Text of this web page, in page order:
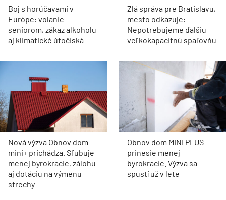
Boj s horúčavami v
Európe: volanie
seniorom, zákaz alkoholu
aj klimatické útočiská
Zlá správa pre Bratislavu,
mesto odkazuje:
Nepotrebujeme ďalšiu
veľkokapacitnú spaľovňu
Nová výzva Obnov dom
mini+ prichádza. Sľubuje
menej byrokracie, zálohu
aj dotáciu na výmenu
strechy
Obnov dom MINI PLUS
prinesie menej
byrokracie. Výzva sa
spustí už v lete